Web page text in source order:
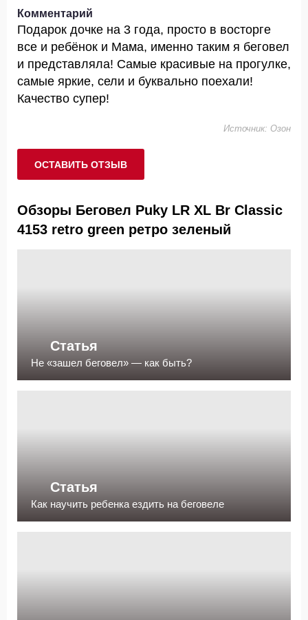
Комментарий
Подарок дочке на 3 года, просто в восторге
все и ребёнок и Мама, именно таким я беговел
и представляла! Самые красивые на прогулке,
самые яркие, сели и буквально поехали!
Качество супер!
Источник: Озон
ОСТАВИТЬ ОТЗЫВ
Обзоры Беговел Puky LR XL Br Classic
4153 retro green ретро зеленый
Статья
Не «зашел беговел» — как быть?
Статья
Как научить ребенка ездить на беговеле